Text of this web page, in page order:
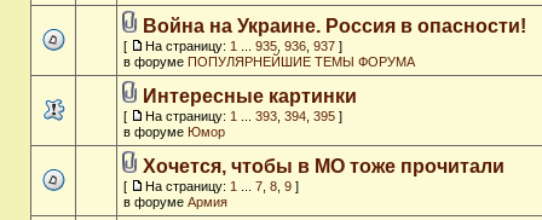
Война на Украине. Россия в опасности!
[ На страницу: 1 935 936 937 ]
в форуме ПОПУЛЯРНЕЙШИЕ ТЕМЫ ФОРУМА
Интересные картинки
[ На страницу: 1 393 394 395 ]
в форуме Юмор
Хочется, чтобы в МО тоже прочитали
[ На страницу: 1 7 8 9 ]
в форуме Армия